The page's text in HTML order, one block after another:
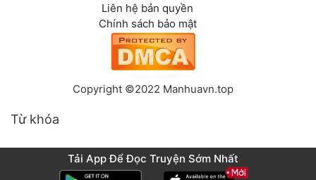
Liên hệ bản quyền
Chính sách bảo mật
Copyright ©2022 Manhuavn.top
Từ khóa
Tải App Để Đọc Truyện Sớm Nhất